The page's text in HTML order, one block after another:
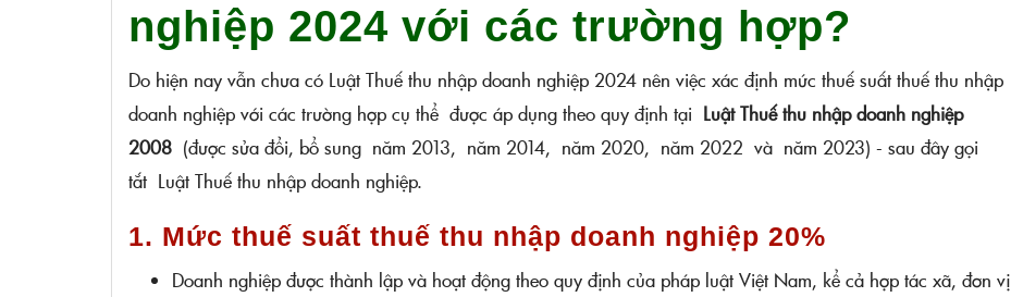
nghiệp 2024 với các trường hợp?
Do hiện nay vẫn chưa có Luật Thuế thu nhập doanh nghiệp 2024 nên việc xác định mức thuế suất thuế thu nhập
doanh nghiệp với các trường hợp cụ thể được áp dụng theo quy định tại Luật Thuế thu nhập doanh nghiệp
2008 (được sửa đổi, bổ sung năm 2013, năm 2014, năm 2020, năm 2022 và năm 2023) - sau đây gọi
tắt Luật Thuế thu nhập doanh nghiệp.
1. Mức thuế suất thuế thu nhập doanh nghiệp 20%
Doanh nghiệp được thành lập và hoạt động theo quy định của pháp luật Việt Nam, kể cả hợp tác xã, đơn vị